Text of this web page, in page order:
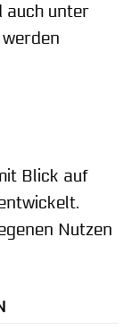
auch unter
Blick auf
Nutzen